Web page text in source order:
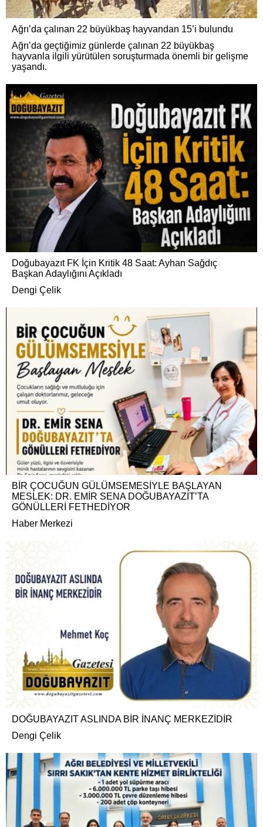
Ağrı’da çalınan 22 büyükbaş hayvandan 15’i bulundu
Ağrı’da geçtiğimiz günlerde çalınan 22 büyükbaş
hayvanla ilgili yürütülen soruşturmada önemli bir gelişme
yaşandı.
Doğubayazıt FK İçin Kritik 48 Saat: Ayhan Sağdıç
Başkan Adaylığını Açıkladı
Dengi Çelik
BİR ÇOCUĞUN GÜLÜMSEMESİYLE BAŞLAYAN
MESLEK: DR. EMİR SENA DOĞUBAYAZIT’TA
GÖNÜLLERİ FETHEDİYOR
Haber Merkezi
DOĞUBAYAZIT ASLINDA BİR İNANÇ MERKEZİDİR
Dengi Çelik